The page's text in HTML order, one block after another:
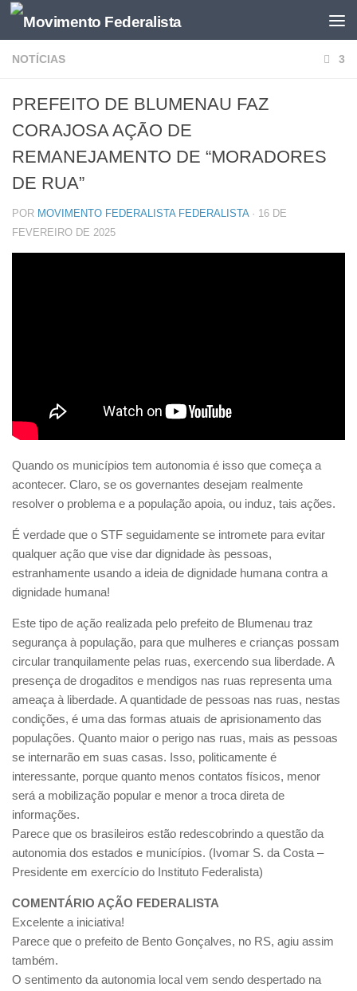
NOTÍCIAS 3
PREFEITO DE BLUMENAU FAZ
CORAJOSA AÇÃO DE
REMANEJAMENTO DE “MORADORES
DE RUA”
POR MOVIMENTO FEDERALISTA FEDERALISTA · 16 DE
FEVEREIRO DE 2025
Quando os municípios tem autonomia é isso que começa a
acontecer. Claro, se os governantes desejam realmente
resolver o problema e a população apoia, ou induz, tais ações.
É verdade que o STF seguidamente se intromete para evitar
qualquer ação que vise dar dignidade às pessoas,
estranhamente usando a ideia de dignidade humana contra a
dignidade humana!
Este tipo de ação realizada pelo prefeito de Blumenau traz
segurança à população, para que mulheres e crianças possam
circular tranquilamente pelas ruas, exercendo sua liberdade. A
presença de drogaditos e mendigos nas ruas representa uma
ameaça à liberdade. A quantidade de pessoas nas ruas, nestas
condições, é uma das formas atuais de aprisionamento das
populações. Quanto maior o perigo nas ruas, mais as pessoas
se internarão em suas casas. Isso, politicamente é
interessante, porque quanto menos contatos físicos, menor
será a mobilização popular e menor a troca direta de
informações.
Parece que os brasileiros estão redescobrindo a questão da
autonomia dos estados e municípios. (Ivomar S. da Costa –
Presidente em exercício do Instituto Federalista)
COMENTÁRIO AÇÃO FEDERALISTA
Excelente a iniciativa!
Parece que o prefeito de Bento Gonçalves, no RS, agiu assim
também.
O sentimento da autonomia local vem sendo despertado na